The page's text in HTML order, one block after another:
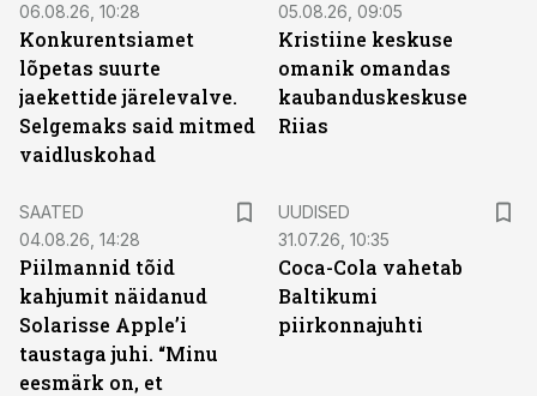
06.08.26, 10:28
Konkurentsiamet
lõpetas suurte
jaekettide järelevalve.
Selgemaks said mitmed
vaidluskohad
05.08.26, 09:05
Kristiine keskuse
omanik omandas
kaubanduskeskuse
Riias
SAATED
04.08.26, 14:28
Piilmannid tõid
kahjumit näidanud
Solarisse Apple’i
taustaga juhi. “Minu
eesmärk on, et
UUDISED
31.07.26, 10:35
Coca-Cola vahetab
Baltikumi
piirkonnajuhti